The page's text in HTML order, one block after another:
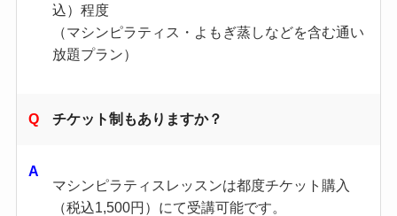
込）程度
（マシンピラティス・よもぎ蒸しなどを含む通い
放題プラン）
チケット制もありますか？
マシンピラティスレッスンは都度チケット購入
（税込1,500円）にて受講可能です。